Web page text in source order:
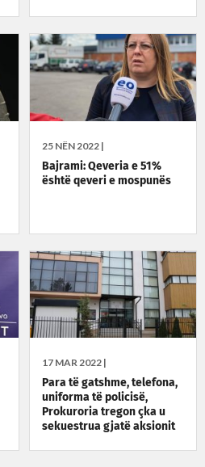
25 NËN 2022 |
Bajrami: Qeveria e 51%
është qeveri e mospunës
17 MAR 2022 |
Para të gatshme, telefona,
uniforma të policisë,
Prokuroria tregon çka u
sekuestrua gjatë aksionit